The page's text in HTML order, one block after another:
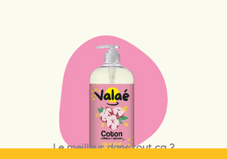
Le meilleur dans tout ça ?